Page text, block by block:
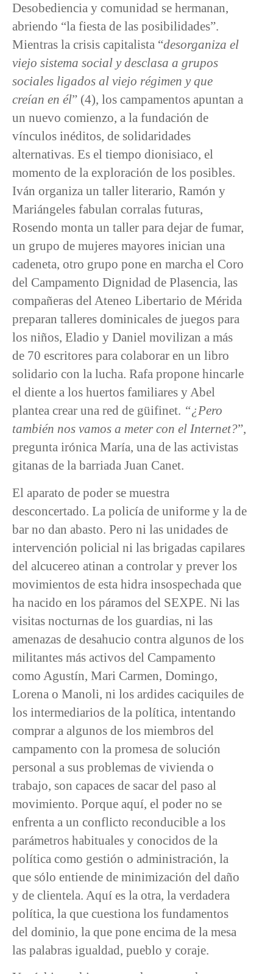
Desobediencia y comunidad se hermanan,
abriendo “la fiesta de las posibilidades”.
Mientras la crisis capitalista “desorganiza el
viejo sistema social y desclasa a grupos
sociales ligados al viejo régimen y que
creían en él” (4), los campamentos apuntan a
un nuevo comienzo, a la fundación de
vínculos inéditos, de solidaridades
alternativas. Es el tiempo dionisiaco, el
momento de la exploración de los posibles.
Iván organiza un taller literario, Ramón y
Mariángeles fabulan corralas futuras,
Rosendo monta un taller para dejar de fumar,
un grupo de mujeres mayores inician una
cadeneta, otro grupo pone en marcha el Coro
del Campamento Dignidad de Plasencia, las
compañeras del Ateneo Libertario de Mérida
preparan talleres dominicales de juegos para
los niños, Eladio y Daniel movilizan a más
de 70 escritores para colaborar en un libro
solidario con la lucha. Rafa propone hincarle
el diente a los huertos familiares y Abel
plantea crear una red de güifinet. “¿Pero
también nos vamos a meter con el Internet?”,
pregunta irónica María, una de las activistas
gitanas de la barriada Juan Canet.
El aparato de poder se muestra
desconcertado. La policía de uniforme y la de
bar no dan abasto. Pero ni las unidades de
intervención policial ni las brigadas capilares
del alcucereo atinan a controlar y prever los
movimientos de esta hidra insospechada que
ha nacido en los páramos del SEXPE. Ni las
visitas nocturnas de los guardias, ni las
amenazas de desahucio contra algunos de los
militantes más activos del Campamento
como Agustín, Mari Carmen, Domingo,
Lorena o Manoli, ni los ardides caciquiles de
los intermediarios de la política, intentando
comprar a algunos de los miembros del
campamento con la promesa de solución
personal a sus problemas de vivienda o
trabajo, son capaces de sacar del paso al
movimiento. Porque aquí, el poder no se
enfrenta a un conflicto reconducible a los
parámetros habituales y conocidos de la
política como gestión o administración, la
que sólo entiende de minimización del daño
y de clientela. Aquí es la otra, la verdadera
política, la que cuestiona los fundamentos
del dominio, la que pone encima de la mesa
las palabras igualdad, pueblo y coraje.